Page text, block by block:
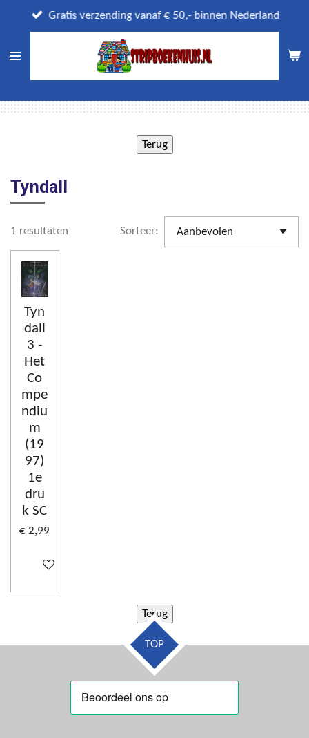
direct
naar
Gratis verzending vanaf € 50,- binnen Nederland
Tyndall
1 resultaten Sorteer:
Tyn
dall
3 -
Het
Co
mpe
ndiu
m
(19
97)
1e
dru
k SC
€ 2,99
In winkelwagen
TOP